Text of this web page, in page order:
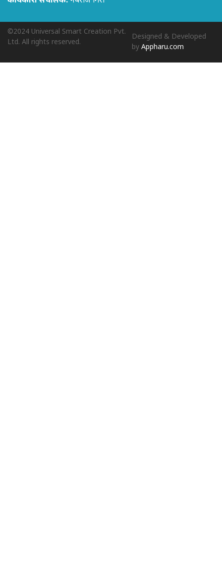
©2024 Universal Smart Creation Pvt.
Ltd. All rights reserved.
Designed & Developed
byAppharu.com